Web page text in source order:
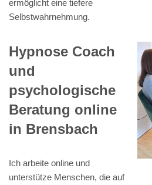
ermöglicht eine tiefere
Selbstwahrnehmung.
Hypnose Coach
und
psychologische
Beratung online
in Brensbach
Ich arbeite online und
unterstütze Menschen, die auf